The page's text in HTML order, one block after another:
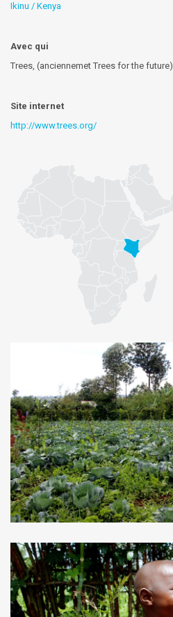
Ikinu / Kenya
Avec qui
Trees, (anciennemet Trees for the future)
Site internet
http://www.trees.org/